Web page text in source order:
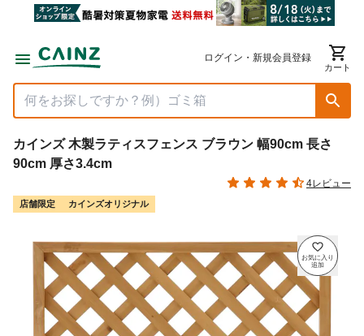
ログイン・新規会員登録
カート
カインズ 木製ラティスフェンス ブラウン 幅90cm 長さ
90cm 厚さ3.4cm
4レビュー
店舗限定 カインズオリジナル